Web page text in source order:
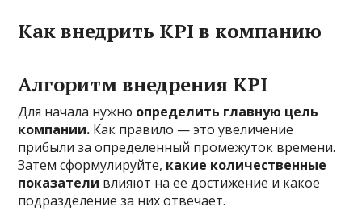
Как внедрить KPI в компанию
Алгоритм внедрения KPI
Для начала нужно определить главную цель
компании. Как правило — это увеличение
прибыли за определенный промежуток времени.
Затем сформулируйте, какие количественные
показатели влияют на ее достижение и какое
подразделение за них отвечает.